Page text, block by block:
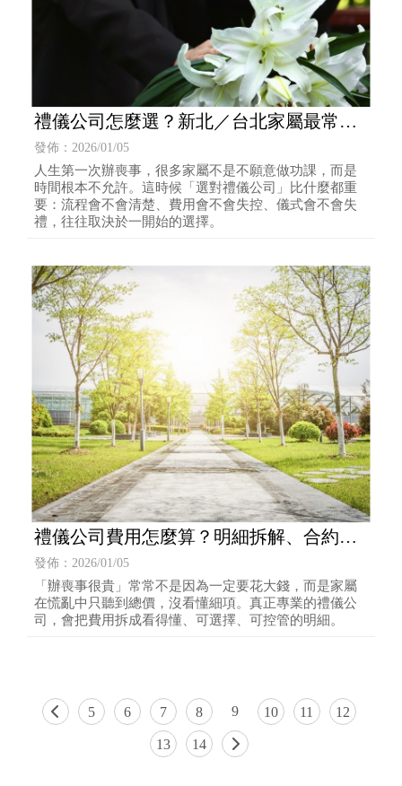
禮儀公司怎麼選？新北／台北家屬最常踩
雷的 10 個檢查表
發佈：2026/01/05
人生第一次辦喪事，很多家屬不是不願意做功課，而是
時間根本不允許。這時候「選對禮儀公司」比什麼都重
要：流程會不會清楚、費用會不會失控、儀式會不會失
禮，往往取決於一開始的選擇。
禮儀公司費用怎麼算？明細拆解、合約要
點與避免加價的方法
發佈：2026/01/05
「辦喪事很貴」常常不是因為一定要花大錢，而是家屬
在慌亂中只聽到總價，沒看懂細項。真正專業的禮儀公
司，會把費用拆成看得懂、可選擇、可控管的明細。
5 6 7 8 9 10 11 12
13 14